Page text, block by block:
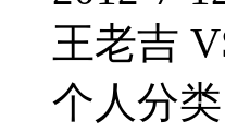
王老吉
个人分